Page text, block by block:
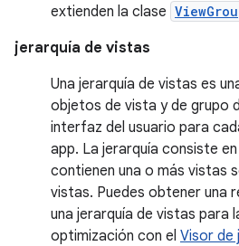
extienden la clase
jerarquía de vistas
Una jerarquía de vistas es
objetos de vista y de grupo
interfaz del usuario para
app. La jerarquía consiste
contienen una o más vistas
vistas. Puedes obtener una
una jerarquía de vistas para
optimización con el Visor de